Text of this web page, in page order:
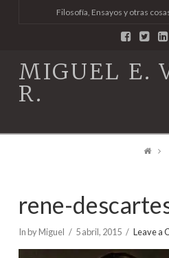
Filosofía, Ensayos y otras
MIGUEL E.
R.
rene-
In by Miguel 5 abril, 2015 Leave a